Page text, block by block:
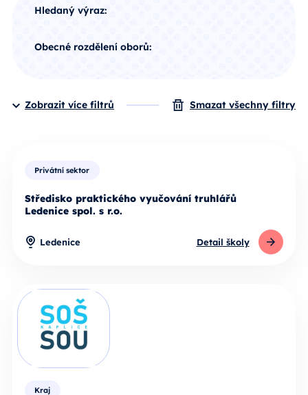
Hledaný výraz:
Obecné rozdělení oborů:
Zobrazit více filtrů Smazat všechny filtry
Privátní sektor
Středisko praktického vyučování truhlářů
Ledenice spol. s r.o.
Ledenice Detail školy
Kraj